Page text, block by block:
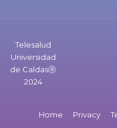
Telesalud
Universidad
de CaldasⓇ
2024
Home Privacy